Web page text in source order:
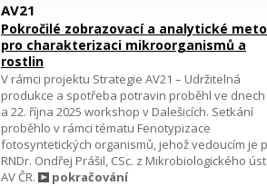
AV21
Pokročilé zobrazovací a analytické
pro charakterizaci mikroorganismů a
rostlin
V rámci projektu Strategie AV21 – Udržitelná
produkce a spotřeba potravin proběhl ve dnech
a 22. října 2025 workshop v Dalešicích. Setkání
proběhlo v rámci tématu Fenotypizace
fotosyntetických organismů, jehož vedoucím je
RNDr. Ondřej Prášil, CSc. z Mikrobiologického
AV ČR.
pokračování